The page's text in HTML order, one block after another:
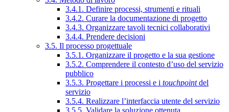
3.4.1. Definire processi, strumenti e rituali
3.4.2. Curare la documentazione di progetto
3.4.3. Organizzare tavoli tecnici collaborativi
3.4.4. Prendere decisioni
3.5. Il processo progettuale
3.5.1. Organizzare il progetto e la sua gestione
3.5.2. Comprendere il contesto d’uso del servizio
pubblico
3.5.3. Progettare i processi e i touchpointdel
servizio
3.5.4. Realizzare l’interfaccia utente del servizio
3.5.5. Validare la soluzione ottenuta